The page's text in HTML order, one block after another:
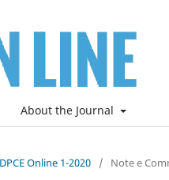
About the Journal
Online 1-2020 / Note e